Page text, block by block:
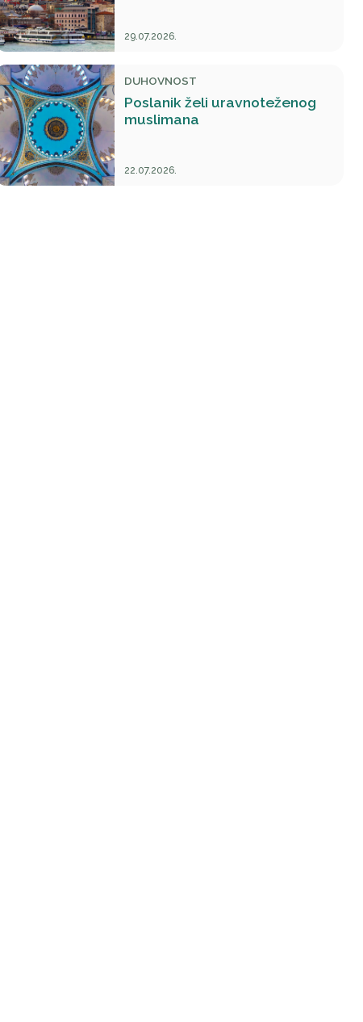
29.07.2026.
DUHOVNOST
Poslanik želi uravnoteženog
muslimana
22.07.2026.